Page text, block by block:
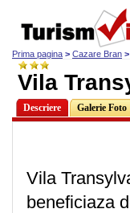
Prima pagina > Cazare Bran >
Vila
Descriere Galerie Foto
Vila
beneficiaza